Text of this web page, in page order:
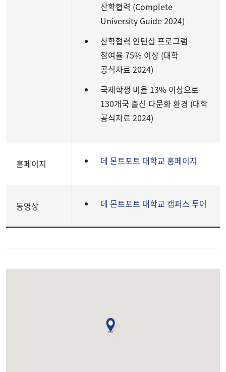
산학협력 (Complete
University Guide 2024)
산학협력 인턴십 프로그램
참여율 75% 이상 (대학
공식자료 2024)
국제학생 비율 13% 이상으로
130개국 출신 다문화 환경 (대학
공식자료 2024)
홈페이지 데 몬트포트 대학교 홈페이지
동영상 데 몬트포트 대학교 캠퍼스 투어